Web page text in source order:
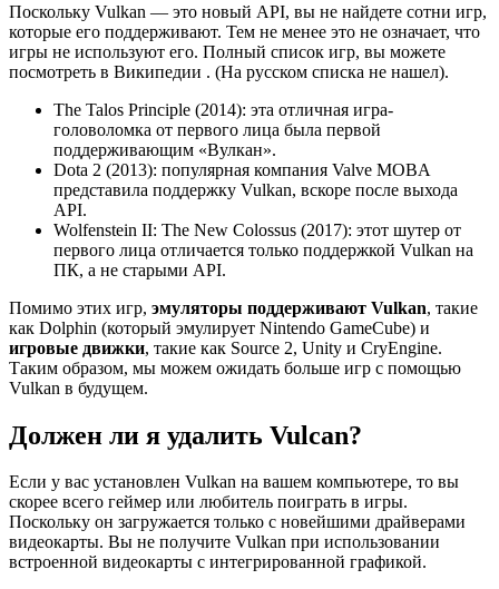
Поскольку Vulkan — это новый API, вы не найдете сотни игр,
которые его поддерживают. Тем не менее это не означает, что
игры не используют его. Полный список игр, вы можете
посмотреть в Википедии . (На русском списка не нашел).
The Talos Principle (2014): эта отличная игра-
головоломка от первого лица была первой
поддерживающим «Вулкан».
Dota 2 (2013): популярная компания Valve MOBA
представила поддержку Vulkan, вскоре после выхода
API.
Wolfenstein II: The New Colossus (2017): этот шутер от
первого лица отличается только поддержкой Vulkan на
ПК, а не старыми API.
Помимо этих игр, эмуляторы поддерживают Vulkan, такие
как Dolphin (который эмулирует Nintendo GameCube) и
игровые движки, такие как Source 2, Unity и CryEngine.
Таким образом, мы можем ожидать больше игр с помощью
Vulkan в будущем.
Должен ли я удалить Vulcan?
Если у вас установлен Vulkan на вашем компьютере, то вы
скорее всего геймер или любитель поиграть в игры.
Поскольку он загружается только с новейшими драйверами
видеокарты. Вы не получите Vulkan при использовании
встроенной видеокарты с интегрированной графикой.